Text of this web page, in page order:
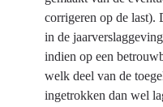
corrigeren op de last).
in de
indien op een
welk deel van de
ingetrokken dan wel